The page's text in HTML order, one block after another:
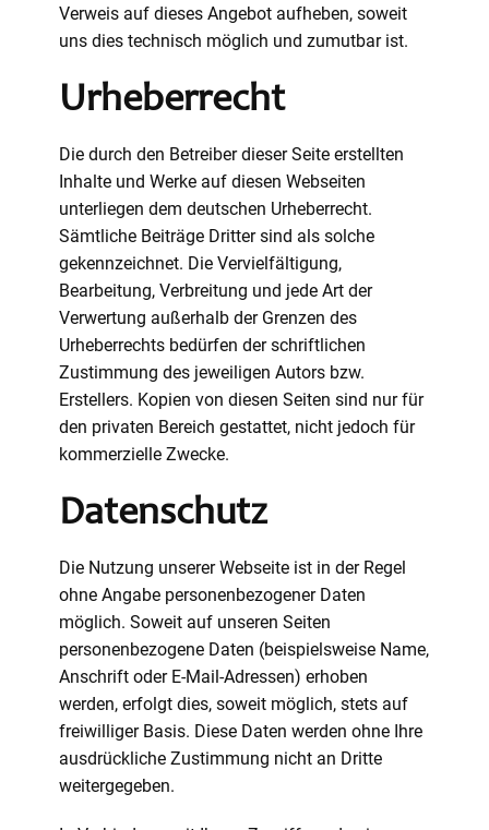
Verweis auf dieses Angebot aufheben, soweit
uns dies technisch möglich und zumutbar ist.
Urheberrecht
Die durch den Betreiber dieser Seite erstellten
Inhalte und Werke auf diesen Webseiten
unterliegen dem deutschen Urheberrecht.
Sämtliche Beiträge Dritter sind als solche
gekennzeichnet. Die Vervielfältigung,
Bearbeitung, Verbreitung und jede Art der
Verwertung außerhalb der Grenzen des
Urheberrechts bedürfen der schriftlichen
Zustimmung des jeweiligen Autors bzw.
Erstellers. Kopien von diesen Seiten sind nur für
den privaten Bereich gestattet, nicht jedoch für
kommerzielle Zwecke.
Datenschutz
Die Nutzung unserer Webseite ist in der Regel
ohne Angabe personenbezogener Daten
möglich. Soweit auf unseren Seiten
personenbezogene Daten (beispielsweise Name,
Anschrift oder E-Mail-Adressen) erhoben
werden, erfolgt dies, soweit möglich, stets auf
freiwilliger Basis. Diese Daten werden ohne Ihre
ausdrückliche Zustimmung nicht an Dritte
weitergegeben.